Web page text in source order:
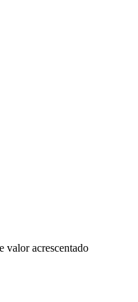
valor acrescentado